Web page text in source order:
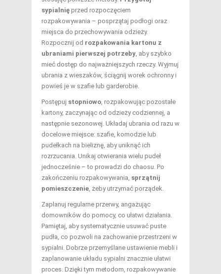
sypialnię przed rozpoczęciem
rozpakowywania – posprzątaj podłogi oraz
miejsca do przechowywania odzieży.
Rozpocznij od rozpakowania kartonu z
ubraniami pierwszej potrzeby, aby szybko
mieć dostęp do najważniejszych rzeczy. Wyjmuj
ubrania z wieszaków, ściągnij worek ochronny i
powieś je w szafie lub garderobie.
Postępuj stopniowo, rozpakowując pozostałe
kartony, zaczynając od odzieży codziennej, a
następnie sezonowej. Układaj ubrania od razu w
docelowe miejsce: szafie, komodzie lub
pudełkach na bieliznę, aby uniknąć ich
rozrzucania. Unikaj otwierania wielu pudeł
jednocześnie – to prowadzi do chaosu. Po
zakończeniu rozpakowywania, sprzątnij
pomieszczenie, żeby utrzymać porządek.
Zaplanuj regularne przerwy, angażując
domowników do pomocy, co ułatwi działania.
Pamiętaj, aby systematycznie usuwać puste
pudła, co pozwoli na zachowanie przestrzeni w
sypialni. Dobrze przemyślane ustawienie mebli i
zaplanowanie układu sypialni znacznie ułatwi
proces. Dzięki tym metodom, rozpakowywanie